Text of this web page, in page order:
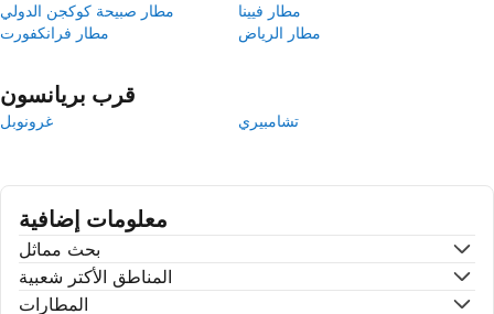
مطار صبيحة كوكجن الدولي
مطار فيينا
مطار فرانكفورت
مطار الرياض
قرب بريانسون
غرونوبل تشامبيري
معلومات إضافية
بحث مماثل
المناطق الأكتر شعبية
المطارات